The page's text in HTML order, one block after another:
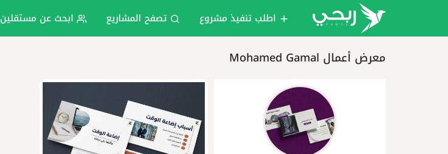
اطلب تنفيذ مشروع تصفح المشاريع ابحث عن مستقلين
معرض أعمال Mohamed Gamal